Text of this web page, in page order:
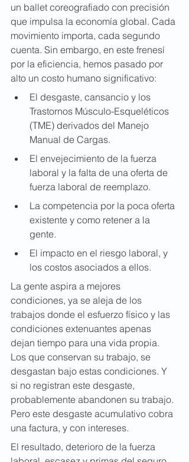
un ballet coreografiado con precisión
que impulsa la economía global. Cada
movimiento importa, cada segundo
cuenta. Sin embargo, en este frenesí
por la eficiencia, hemos pasado por
alto un costo humano significativo:
El desgaste, cansancio y los
Trastornos Músculo-Esqueléticos
(TME) derivados del Manejo
Manual de Cargas.
El envejecimiento de la fuerza
laboral y la falta de una oferta de
fuerza laboral de reemplazo.
La competencia por la poca oferta
existente y como retener a la
gente.
El impacto en el riesgo laboral, y
los costos asociados a ellos.
La gente aspira a mejores
condiciones, ya se aleja de los
trabajos donde el esfuerzo físico y las
condiciones extenuantes apenas
dejan tiempo para una vida propia.
Los que conservan su trabajo, se
desgastan bajo estas condiciones. Y
si no registran este desgaste,
probablemente abandonen su trabajo.
Pero este desgaste acumulativo cobra
una factura, y con intereses.
El resultado, deterioro de la fuerza